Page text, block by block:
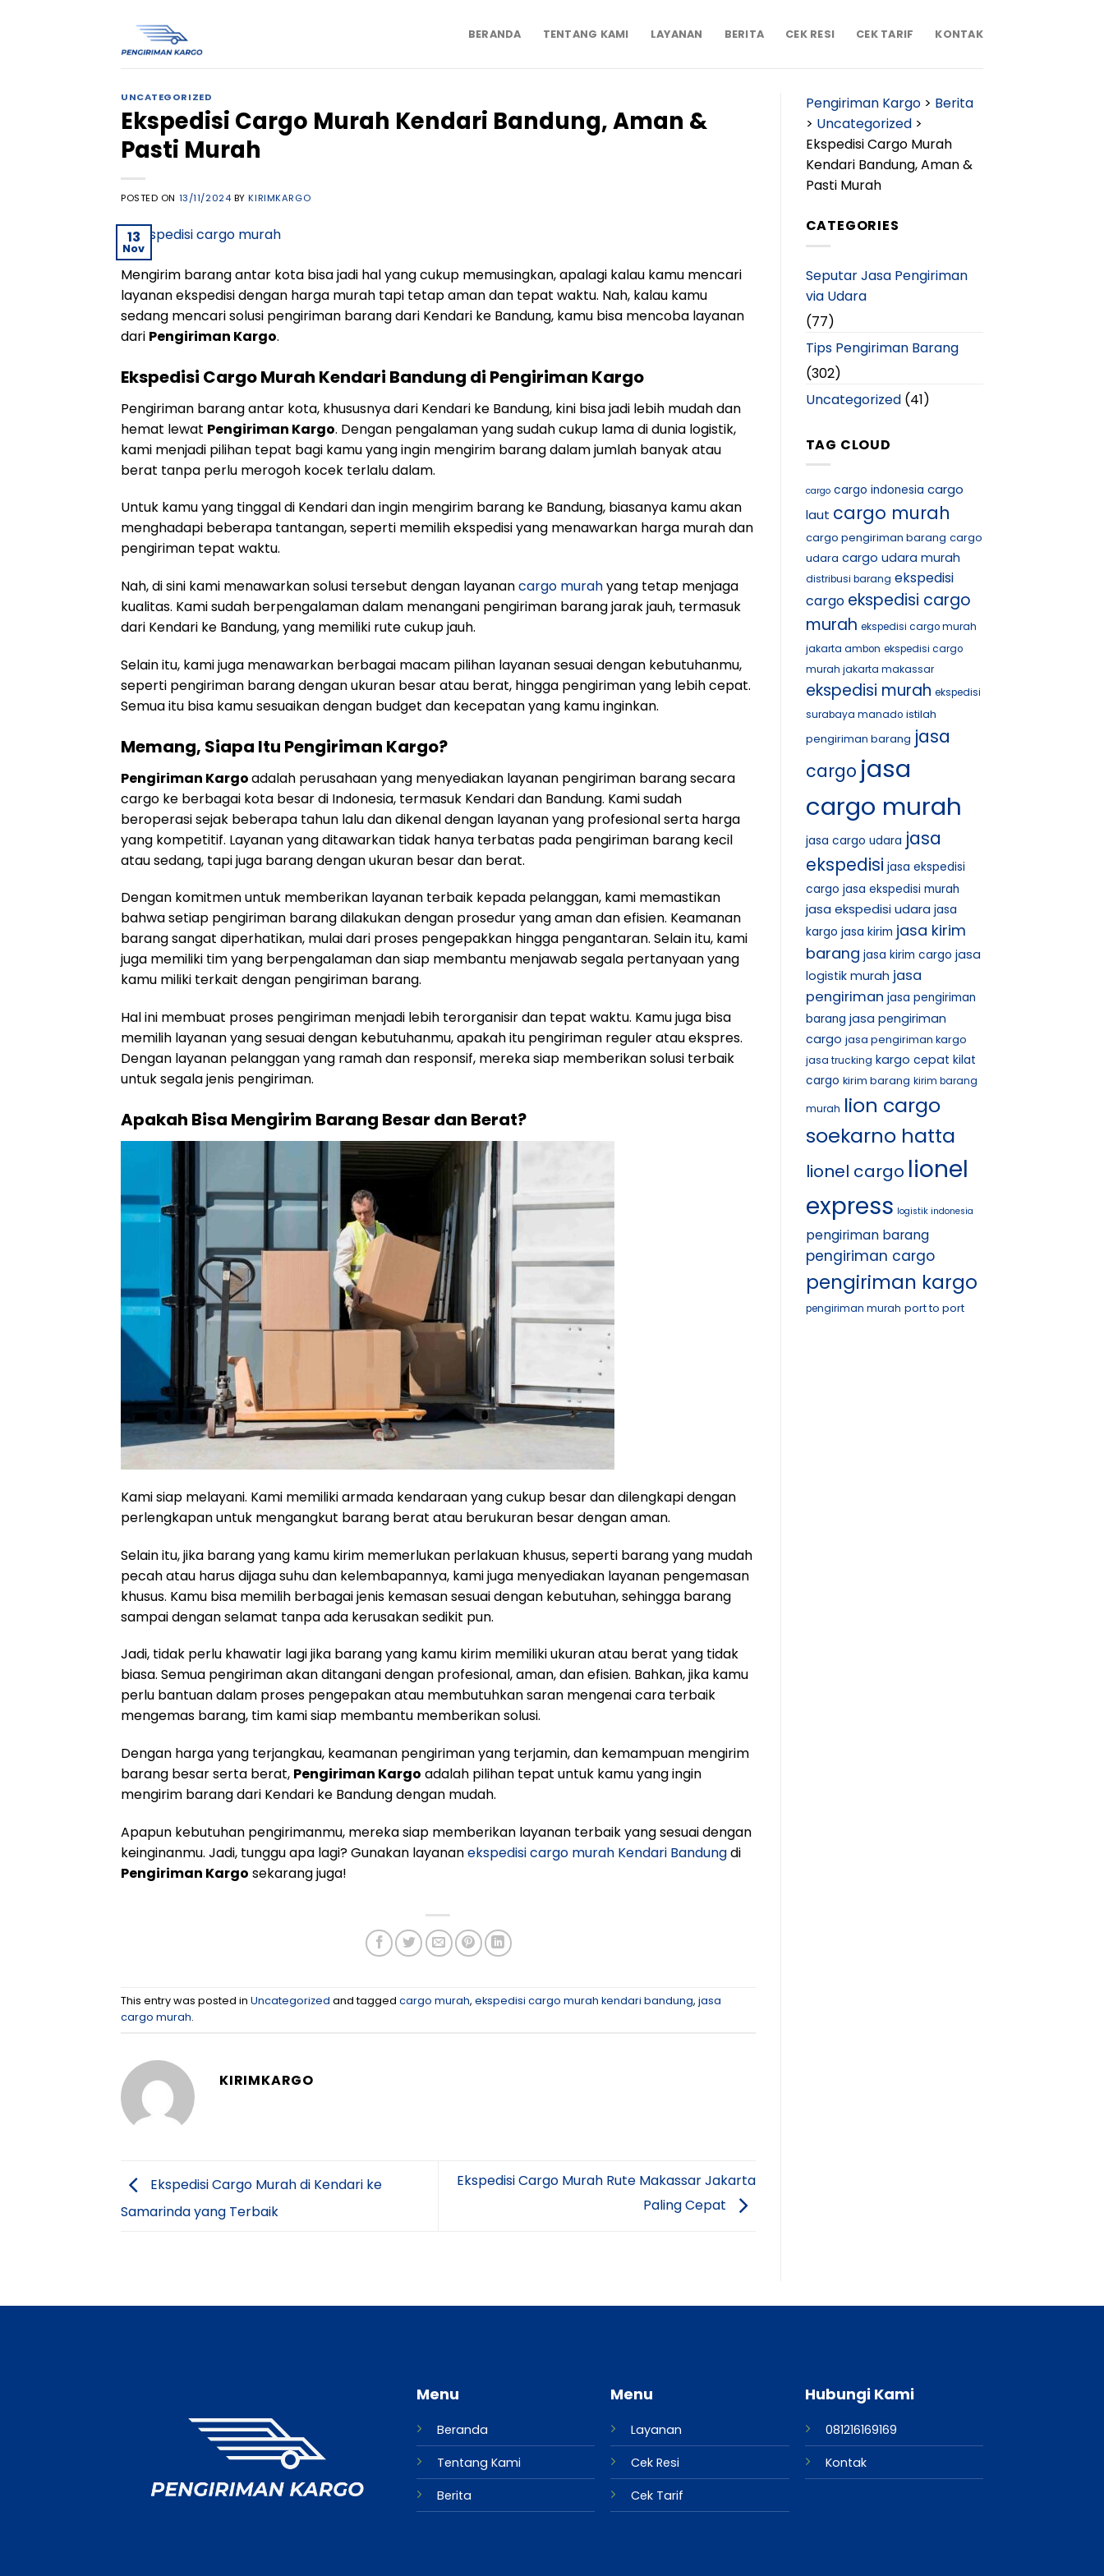
BERANDA TENTANG KAMI LAYANAN BERITA CEK RESI CEK TARIF KONTAK
UNCATEGORIZED
Ekspedisi Cargo Murah Kendari Bandung, Aman &
Pasti Murah
POSTED ON 13/11/2024 BYKIRIMKARGO
13
Nov
Mengirim barang antar kota bisa jadi hal yang cukup memusingkan, apalagi kalau kamu mencari
layanan ekspedisi dengan harga murah tapi tetap aman dan tepat waktu. Nah, kalau kamu
sedang mencari solusi pengiriman barang dari Kendari ke Bandung, kamu bisa mencoba layanan
dari Pengiriman Kargo.
Ekspedisi Cargo Murah Kendari Bandung di Pengiriman Kargo
Pengiriman barang antar kota, khususnya dari Kendari ke Bandung, kini bisa jadi lebih mudah dan
hemat lewat Pengiriman Kargo. Dengan pengalaman yang sudah cukup lama di dunia logistik,
kami menjadi pilihan tepat bagi kamu yang ingin mengirim barang dalam jumlah banyak atau
berat tanpa perlu merogoh kocek terlalu dalam.
Untuk kamu yang tinggal di Kendari dan ingin mengirim barang ke Bandung, biasanya kamu akan
menghadapi beberapa tantangan, seperti memilih ekspedisi yang menawarkan harga murah dan
pengiriman tepat waktu.
Nah, di sini kami menawarkan solusi tersebut dengan layanancargo murahyang tetap menjaga
kualitas. Kami sudah berpengalaman dalam menangani pengiriman barang jarak jauh, termasuk
dari Kendari ke Bandung, yang memiliki rute cukup jauh.
Selain itu, kami juga menawarkan berbagai macam pilihan layanan sesuai dengan kebutuhanmu,
seperti pengiriman barang dengan ukuran besar atau berat, hingga pengiriman yang lebih cepat.
Semua itu bisa kamu sesuaikan dengan budget dan kecepatan yang kamu inginkan.
Memang, Siapa Itu Pengiriman Kargo?
Pengiriman Kargoadalah perusahaan yang menyediakan layanan pengiriman barang secara
cargo ke berbagai kota besar di Indonesia, termasuk Kendari dan Bandung. Kami sudah
beroperasi sejak beberapa tahun lalu dan dikenal dengan layanan yang profesional serta harga
yang kompetitif. Layanan yang ditawarkan tidak hanya terbatas pada pengiriman barang kecil
atau sedang, tapi juga barang dengan ukuran besar dan berat.
Dengan komitmen untuk memberikan layanan terbaik kepada pelanggan, kami memastikan
bahwa setiap pengiriman barang dilakukan dengan prosedur yang aman dan efisien. Keamanan
barang sangat diperhatikan, mulai dari proses pengepakkan hingga pengantaran. Selain itu, kami
juga memiliki tim yang berpengalaman dan siap membantu menjawab segala pertanyaan yang
kamu miliki terkait dengan pengiriman barang.
Hal ini membuat proses pengiriman menjadi lebih terorganisir dan tepat waktu. Kamu juga bisa
memilih layanan yang sesuai dengan kebutuhanmu, apakah itu pengiriman reguler atau ekspres.
Dengan layanan pelanggan yang ramah dan responsif, mereka siap memberikan solusi terbaik
untuk segala jenis pengiriman.
Apakah Bisa Mengirim Barang Besar dan Berat?
Kami siap melayani. Kami memiliki armada kendaraan yang cukup besar dan dilengkapi dengan
perlengkapan untuk mengangkut barang berat atau berukuran besar dengan aman.
Selain itu, jika barang yang kamu kirim memerlukan perlakuan khusus, seperti barang yang mudah
pecah atau harus dijaga suhu dan kelembapannya, kami juga menyediakan layanan pengemasan
khusus. Kamu bisa memilih berbagai jenis kemasan sesuai dengan kebutuhan, sehingga barang
sampai dengan selamat tanpa ada kerusakan sedikit pun.
Jadi, tidak perlu khawatir lagi jika barang yang kamu kirim memiliki ukuran atau berat yang tidak
biasa. Semua pengiriman akan ditangani dengan profesional, aman, dan efisien. Bahkan, jika kamu
perlu bantuan dalam proses pengepakan atau membutuhkan saran mengenai cara terbaik
mengemas barang, tim kami siap membantu memberikan solusi.
Dengan harga yang terjangkau, keamanan pengiriman yang terjamin, dan kemampuan mengirim
barang besar serta berat, Pengiriman Kargo adalah pilihan tepat untuk kamu yang ingin
mengirim barang dari Kendari ke Bandung dengan mudah.
Apapun kebutuhan pengirimanmu, mereka siap memberikan layanan terbaik yang sesuai dengan
keinginanmu. Jadi, tunggu apa lagi? Gunakan layananekspedisi cargo murah Kendari Bandungdi
Pengiriman Kargo sekarang juga!
This entry was posted in Uncategorized and tagged cargo murah, ekspedisi cargo murah kendari bandung, jasa
cargo murah.
KIRIMKARGO
Ekspedisi Cargo Murah di Kendari ke
Samarinda yang Terbaik
Ekspedisi Cargo Murah Rute Makassar Jakarta
Paling Cepat
Pengiriman Kargo> Berita
> Uncategorized>
Ekspedisi Cargo Murah
Kendari Bandung, Aman &
Pasti Murah
CATEGORIES
Seputar Jasa Pengiriman
via Udara
(77)
Tips Pengiriman Barang
(302)
Uncategorized(41)
TAG CLOUD
cargo cargo indonesia cargo
laut cargo murah
cargo pengiriman barang cargo
udara cargo udara murah
distribusi barang ekspedisi
cargo ekspedisi cargo
murah ekspedisi cargo murah
jakarta ambon ekspedisi cargo
murah jakarta makassar
ekspedisi murah ekspedisi
surabaya manado istilah
pengiriman barang jasa
cargo jasa
cargo murah
jasa cargo udara jasa
ekspedisi jasa ekspedisi
cargo jasa ekspedisi murah
jasa ekspedisi udara jasa
kargo jasa kirim jasa kirim
barang jasa kirim cargo jasa
logistik murah jasa
pengiriman jasa pengiriman
barang jasa pengiriman
cargo jasa pengiriman kargo
jasa trucking kargo cepat kilat
cargo kirim barang kirim barang
murah lion cargo
soekarno hatta
lionel cargo lionel
express logistik indonesia
pengiriman barang
pengiriman cargo
pengiriman kargo
pengiriman murah port to port
Menu
Beranda
Tentang Kami
Berita
Menu
Layanan
Cek Resi
Cek Tarif
Hubungi Kami
081216169169
Kontak